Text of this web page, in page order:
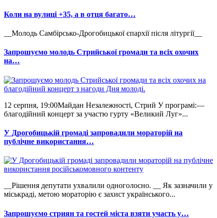
Коли на вулиці +35, а в отця багато…
__Молодь Самбірсько-Дрогобицької єпархії після літургії__
Запрошуємо молодь Стрийської громади та всіх охочих
на…
12 серпня, 19:00Майдан Незалежності, Стрий У програмі:—
благодійний концерт за участю гурту «Великий Луг»...
У Дрогобицькій громаді запровадили мораторій на
публічне використання…
__Рішення депутати ухвалили одноголосно. __ Як зазначили у
міськраді, метою мораторію є захист українського...
Запрошуємо стриян та гостей міста взяти участь у…